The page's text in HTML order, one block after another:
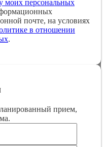
моих персональных
почте, на условиях
в отношении
.
прием,